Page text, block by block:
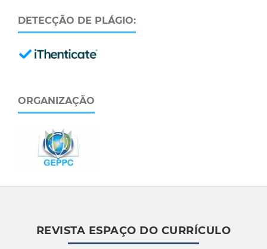
DETECÇÃO DE PLÁGIO:
ORGANIZAÇÃO
REVISTA ESPAÇO DO CURRÍCULO